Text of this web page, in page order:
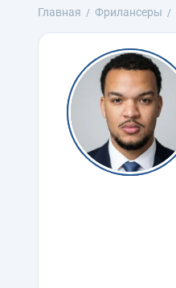
Главная Фрилансеры